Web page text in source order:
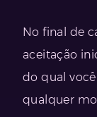
No final de
aceitação
do qual
qualquer